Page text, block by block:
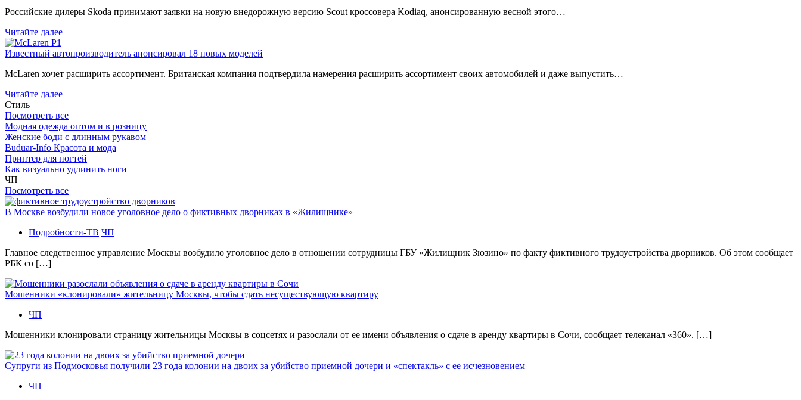
Российские дилеры Skoda принимают заявки на новую внедорожную версию Scout кроссовера Kodiaq, анонсированную весной этого…
Читайте далее
Известный автопроизводитель анонсировал 18 новых моделей
McLaren хочет расширить ассортимент. Британская компания подтвердила намерения расширить ассортимент своих автомобилей и даже выпустить…
Читайте далее
Стиль
Посмотреть все
Модная одежда оптом и в розницу
Женские боди с длинным рукавом
Buduar-Info Красота и мода
Принтер для ногтей
Как визуально удлинить ноги
ЧП
Посмотреть все
В Москве возбудили новое уголовное дело о фиктивных дворниках в «Жилищнике»
Подробности-ТВ ЧП
Главное следственное управление Москвы возбудило уголовное дело в отношении сотрудницы ГБУ «Жилищник Зюзино» по факту фиктивного трудоустройства дворников. Об этом сообщает
РБК со […]
Мошенники «клонировали» жительницу Москвы, чтобы сдать несуществующую квартиру
ЧП
Мошенники клонировали страницу жительницы Москвы в соцсетях и разослали от ее имени объявления о сдаче в аренду квартиры в Сочи, сообщает телеканал «360». […]
Супруги из Подмосковья получили 23 года колонии на двоих за убийство приемной дочери и «спектакль» с ее исчезновением
ЧП